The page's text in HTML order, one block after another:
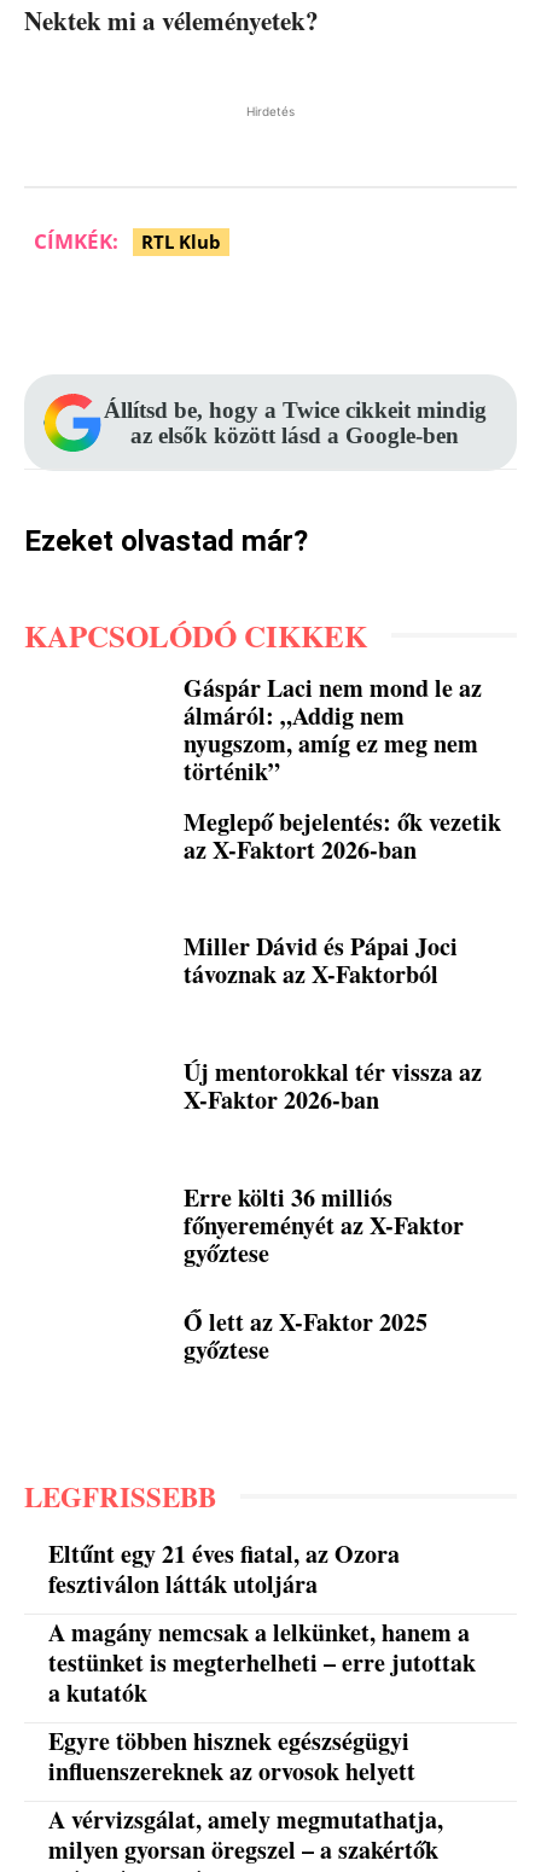
Nektek mi a véleményetek?
Hirdetés
CÍMKÉK: RTL Klub
Állítsd be, hogy a Twice cikkeit mindig
az elsők között lásd a Google-ben
Ezeket olvastad már?
KAPCSOLÓDÓ CIKKEK
Gáspár Laci nem mond le az
álmáról: „Addig nem
nyugszom, amíg ez meg nem
történik”
Meglepő bejelentés: ők vezetik
az X-Faktort 2026-ban
Miller Dávid és Pápai Joci
távoznak az X-Faktorból
Új mentorokkal tér vissza az
X-Faktor 2026-ban
Erre költi 36 milliós
főnyereményét az X-Faktor
győztese
Ő lett az X-Faktor 2025
győztese
LEGFRISSEBB
Eltűnt egy 21 éves fiatal, az Ozora
fesztiválon látták utoljára
A magány nemcsak a lelkünket, hanem a
testünket is megterhelheti – erre jutottak
a kutatók
Egyre többen hisznek egészségügyi
influenszereknek az orvosok helyett
A vérvizsgálat, amely megmutathatja,
milyen gyorsan öregszel – a szakértők